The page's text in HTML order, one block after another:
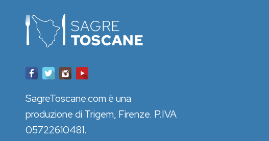
SagreToscane.com è una
produzione di Trigem, Firenze. P.IVA
05722610481.